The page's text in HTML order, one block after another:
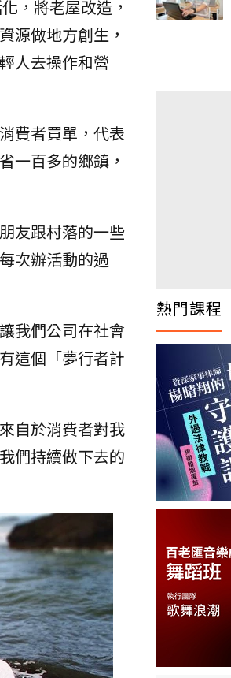
，將老屋改造，
源做地方創生，
人去操作和營
費者買單，代表
一百多的鄉鎮，
友跟村落的一些
次辦活動的過
我們公司在社會
這個「夢行者計
自於消費者對我
們持續做下去的
熱門課程